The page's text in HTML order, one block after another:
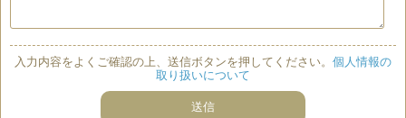
入力内容をよくご確認の上、送信ボタンを押してください。 個人情報の
取り扱いについて